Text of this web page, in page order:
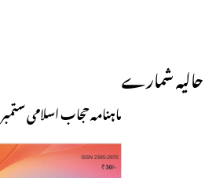
حالیہ شمارے
ماہنامہ حجاب اسلامی ستمبر 2024